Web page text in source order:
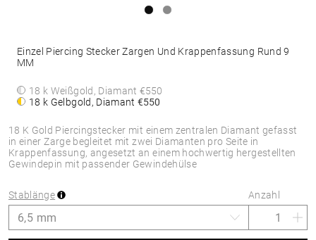
18 K Gold Piercingstecker mit einem zentralen Diamant gefasst
in einer Zarge begleitet mit zwei Diamanten pro Seite in
Krappenfassung, angesetzt an einem hochwertig hergestellten
Gewindepin mit passender Gewindehülse
Einzel Piercing Stecker Zargen Und Krappenfassung Rund 9
MM
18 k Weißgold, Diamant€550
18 k Gelbgold, Diamant€550
Stablänge Anzahl